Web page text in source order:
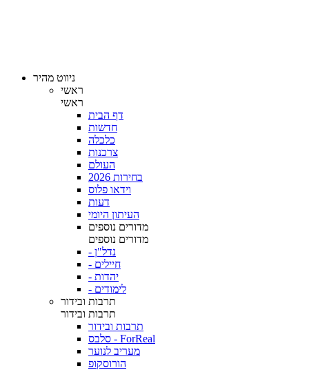
ניווט מהיר
ראשי
ראשי
דף הבית
חדשות
כלכלה
צרכנות
העולם
בחירות 2026
וידאו פלוס
דעות
העיתון היומי
מדורים נוספים
מדורים נוספים
- נדל"ן
- חיילים
- יהדות
- לימודים
תרבות ובידור
תרבות ובידור
תרבות ובידור
סלבס - ForReal
מעריב לנוער
הורוסקופ